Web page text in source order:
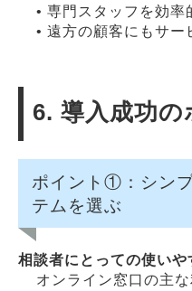
• 専門スタッフを効率
• 遠方の顧客にもサー
6. 導入成功の
ポイント①：シン
テムを選ぶ
相談者にとっての使いや
オンライン窓口の主